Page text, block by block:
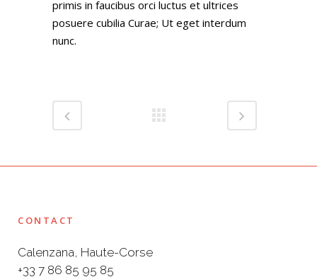
primis in faucibus orci luctus et ultrices
posuere cubilia Curae; Ut eget interdum
nunc.
CONTACT
Calenzana, Haute-Corse
+33 7 86 85 95 85